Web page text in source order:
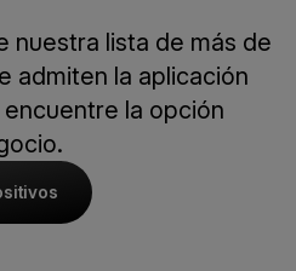
nuestra lista de más de
admiten la aplicación
encuentre la opción